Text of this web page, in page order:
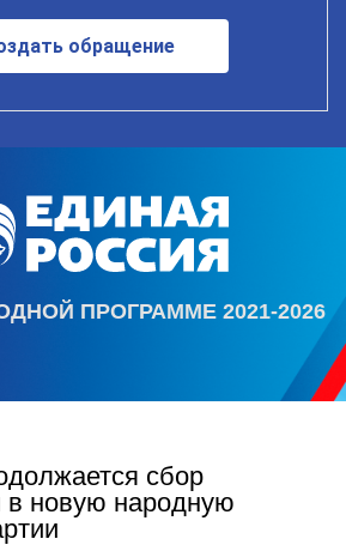
обращение
ПРОГРАММЕ 2021-2026
сбор
в новую народную